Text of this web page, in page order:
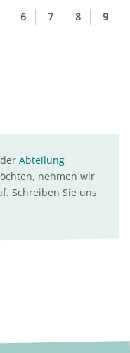
6 7 8
9
Abteilung
nehmen wir
Schreiben Sie uns